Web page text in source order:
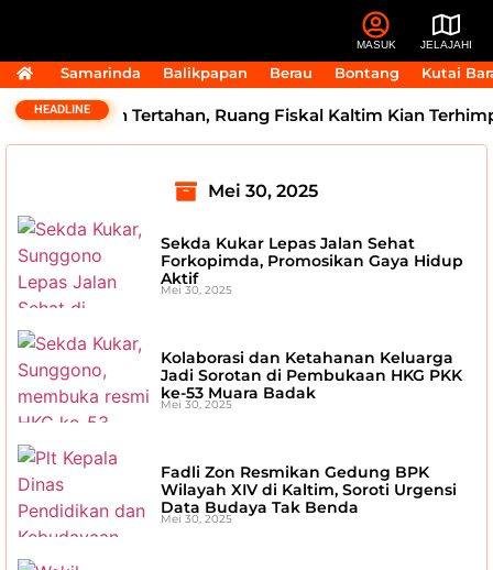
MASUK JELAJAHI
Samarinda Balikpapan Berau Bontang Kutai
HEADLINE
Triliun Masih Tertahan, Ruang Fiskal Kaltim Kian
Mei 30, 2025
Sekda Kukar Lepas Jalan Sehat
Forkopimda, Promosikan Gaya Hidup
Aktif
Mei 30, 2025
Kolaborasi dan Ketahanan Keluarga
Jadi Sorotan di Pembukaan HKG PKK
ke-53 Muara Badak
Mei 30, 2025
Fadli Zon Resmikan Gedung BPK
Wilayah XIV di Kaltim, Soroti Urgensi
Data Budaya Tak Benda
Mei 30, 2025